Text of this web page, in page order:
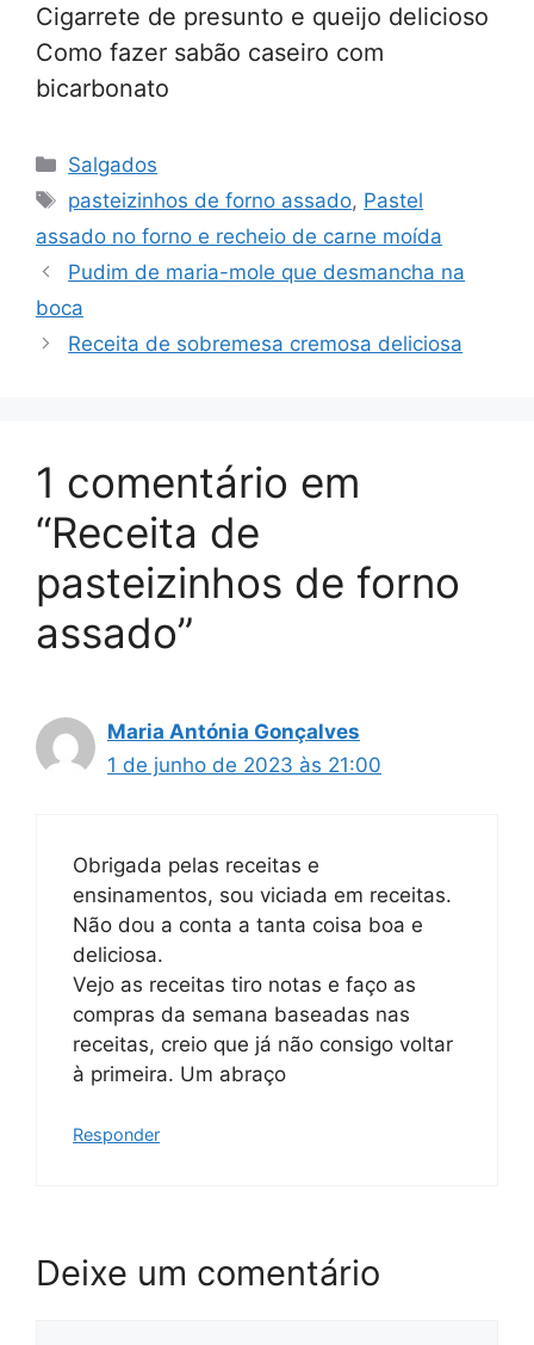
Cigarrete de presunto e queijo delicioso
Como fazer sabão caseiro com
bicarbonato
Categorias
Salgados
Tags
pasteizinhos de forno assado, Pastel
assado no forno e recheio de carne moída
Pudim de maria-mole que desmancha na
boca
Receita de sobremesa cremosa deliciosa
1 comentário em
“Receita de
pasteizinhos de forno
assado”
Maria Antónia Gonçalves
1 de junho de 2023 às 21:00
Obrigada pelas receitas e
ensinamentos, sou viciada em receitas.
Não dou a conta a tanta coisa boa e
deliciosa.
Vejo as receitas tiro notas e faço as
compras da semana baseadas nas
receitas, creio que já não consigo voltar
à primeira. Um abraço
Responder
Deixe um comentário